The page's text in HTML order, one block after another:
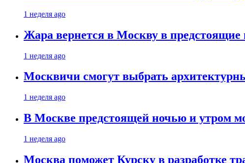
1 неделя ago
Жара вернется в Москву в
1 неделя ago
Москвичи смогут выбрать
1 неделя ago
В Москве предстоящей ночью и утром
1 неделя ago
Москва поможет Курску в разработке